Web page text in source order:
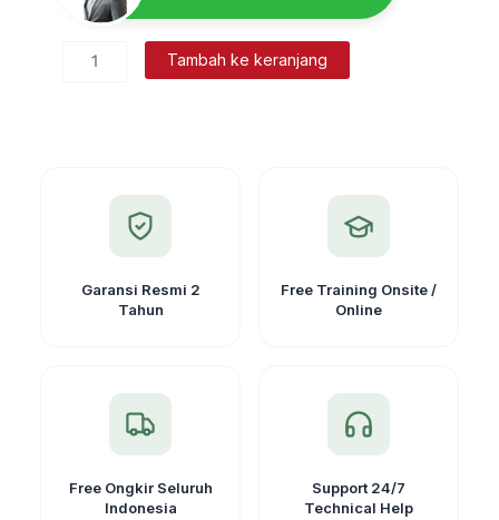
Kuantitas
Topcon
Tambah ke keranjang
Garansi Resmi 2
Tahun
Free Training Onsite /
Online
Free Ongkir Seluruh
Indonesia
Support 24/7
Technical Help